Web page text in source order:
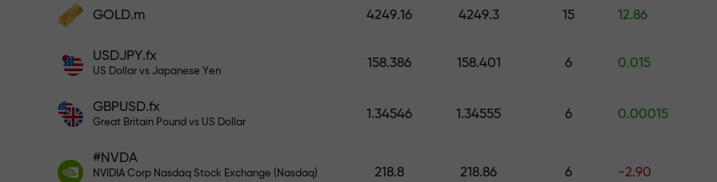
เท่า X1000 ไม่ใช่การพิมพ์ผิด ยิ่งฝากมาก ตัว
คูณยิ่งสูง
เทรดแบบไร้ความเสี่ยง — เรารับ
ประกันกำไรของคุณ
โบนัสสูงสุด X1000 — ตัวคูณที่ใ
GOLD.m 4249.16 4249.3 15 12.86
USDJPY.fx
US Dollar vs Japanese Yen
158.386 158.401 6 0.015
GBPUSD.fx
Great Britain Pound vs US Dollar
1.34546 1.34555 6 0.00015
#NVDA
NVIDIA Corp Nasdaq Stock Exchange (Nasdaq)
218.8 218.86 6 -2.90